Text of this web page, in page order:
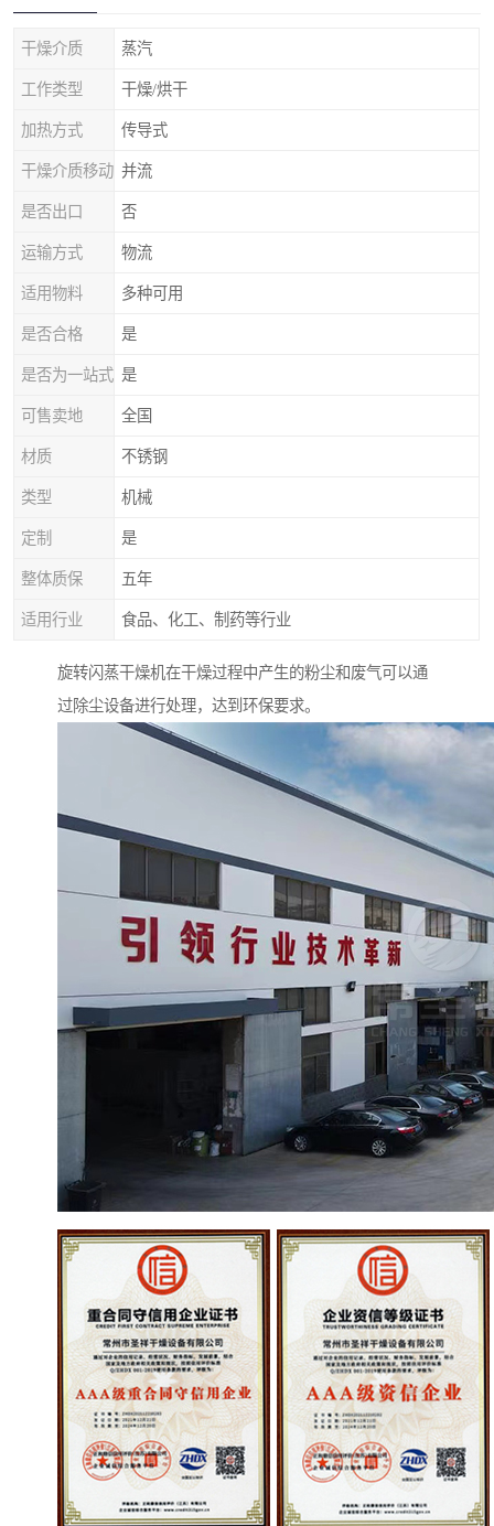
干燥介质 蒸汽
工作类型 干燥/烘干
加热方式 传导式
干燥介质移动 并流
是否出口 否
运输方式 物流
适用物料 多种可用
是否合格 是
是否为一站式 是
可售卖地 全国
材质 不锈钢
类型 机械
定制 是
整体质保 五年
适用行业 食品、化工、制药等行业
旋转闪蒸干燥机在干燥过程中产生的粉尘和废气可以通
过除尘设备进行处理，达到环保要求。